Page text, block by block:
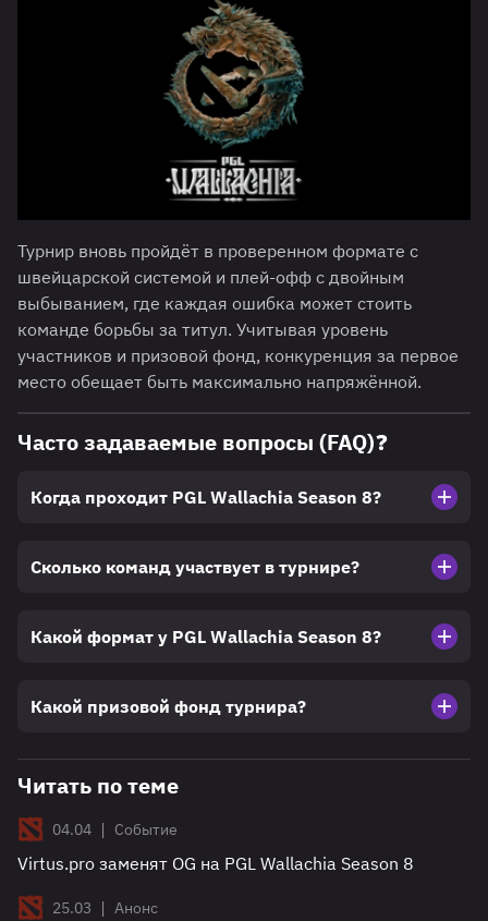
Турнир вновь пройдёт в проверенном формате с
швейцарской системой и плей-офф с двойным
выбыванием, где каждая ошибка может стоить
команде борьбы за титул. Учитывая уровень
участников и призовой фонд, конкуренция за первое
место обещает быть максимально напряжённой.
Часто задаваемые вопросы (FAQ)❓
Когда проходит PGL Wallachia Season 8?
Сколько команд участвует в турнире?
Какой формат у PGL Wallachia Season 8?
Какой призовой фонд турнира?
Читать по теме
04.04 | Событие
Virtus.pro заменят OG на PGL Wallachia Season 8
25.03 | Анонс